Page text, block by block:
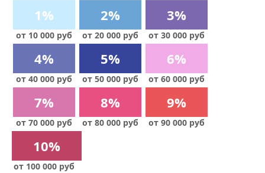
1%
от 10 000 руб
2%
от 20 000 руб
3%
от 30 000 руб
4%
от 40 000 руб
5%
от 50 000 руб
6%
от 60 000 руб
7%
от 70 000 руб
8%
от 80 000 руб
9%
от 90 000 руб
10%
от 100 000 руб